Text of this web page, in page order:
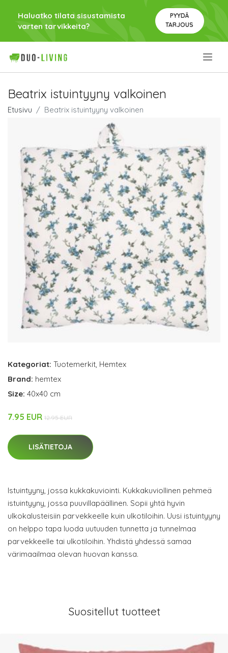
Haluatko tilata sisustamista
varten tarvikkeita?
PYYDÄ
TARJOUS
Beatrix istuintyyny valkoinen
Etusivu Beatrix istuintyyny valkoinen
Kategoriat: Tuotemerkit, Hemtex
Brand: hemtex
Size: 40x40 cm
7.95 EUR 12.95 EUR
LISÄTIETOJA
Istuintyyny, jossa kukkakuviointi. Kukkakuviollinen pehmeä
istuintyyny, jossa puuvillapäällinen. Sopii yhtä hyvin
ulkokalusteisiin parvekkeelle kuin ulkotiloihin. Uusi istuintyyny
on helppo tapa luoda uutuuden tunnetta ja tunnelmaa
parvekkeelle tai ulkotiloihin. Yhdistä yhdessä samaa
värimaailmaa olevan huovan kanssa.
Suositellut tuotteet